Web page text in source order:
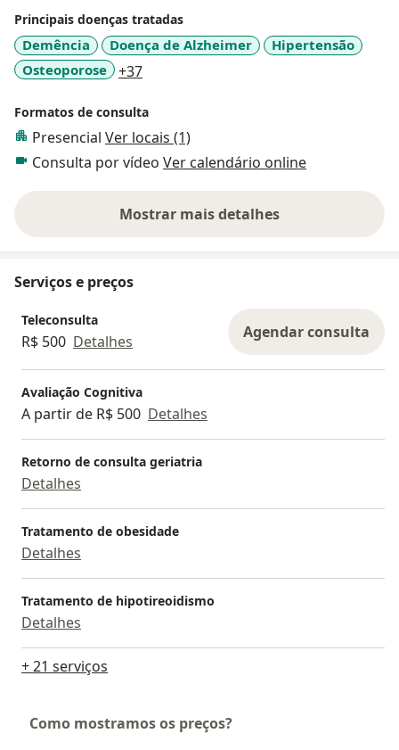
Principais doenças tratadas
Demência Doença de Alzheimer
Hipertensão
Osteoporose
+37a11y_sr_more_diseases
Formatos de consulta
Presencial Ver locais (1)
Consulta por vídeo Ver calendário online
Mostrar mais detalhes
sobre a experiência
Serviços e preços
Teleconsulta
R$ 500 Detalhes Agendar consulta
Avaliação Cognitiva
A partir de R$ 500 Detalhes
Retorno de consulta geriatria
Detalhes
Tratamento de obesidade
Detalhes
Tratamento de hipotireoidismo
Detalhes
+ 21 serviços
Como mostramos os preços?